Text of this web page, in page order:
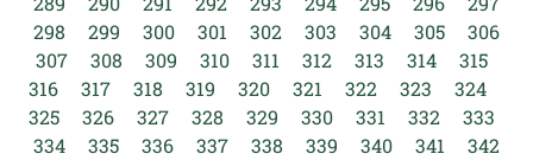
298
299 300 301 302 303 304 305
306
307
308 309 310 311 312 313 314
315
316
317 318 319 320 321 322 323
324
325
326 327 328 329 330 331 332
333
334
335 336 337 338 339 340 341
342